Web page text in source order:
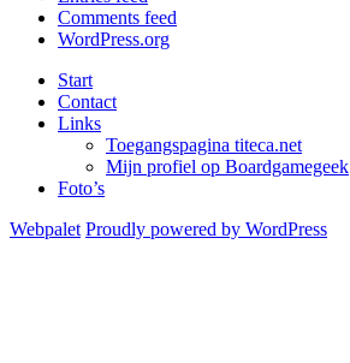
Comments feed
WordPress.org
Start
Contact
Links
Toegangspagina titeca.net
Mijn profiel op Boardgamegeek
Foto’s
Webpalet Proudly powered by WordPress